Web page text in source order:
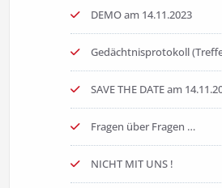
DEMO am 14.11.2023
Gedächtnisprotokoll
SAVE THE DATE am
Fragen über Fragen …
NICHT MIT UNS !